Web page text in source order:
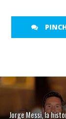
Jorge Messi, la